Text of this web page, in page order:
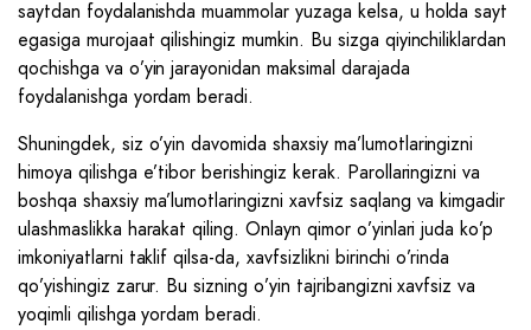
saytdan foydalanishda muammolar yuzaga kelsa, u holda sayt
egasiga murojaat qilishingiz mumkin. Bu sizga qiyinchiliklardan
qochishga va o’yin jarayonidan maksimal darajada
foydalanishga yordam beradi.
Shuningdek, siz o’yin davomida shaxsiy ma’lumotlaringizni
himoya qilishga e’tibor berishingiz kerak. Parollaringizni va
boshqa shaxsiy ma’lumotlaringizni xavfsiz saqlang va kimgadir
ulashmaslikka harakat qiling. Onlayn qimor o’yinlari juda ko’p
imkoniyatlarni taklif qilsa-da, xavfsizlikni birinchi o’rinda
qo’yishingiz zarur. Bu sizning o’yin tajribangizni xavfsiz va
yoqimli qilishga yordam beradi.